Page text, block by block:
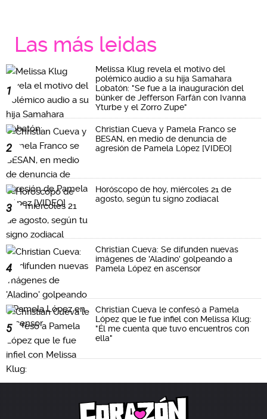
Las más leidas
1
Melissa Klug revela el motivo del
polémico audio a su hija Samahara
Lobatón: "Se fue a la inauguración del
búnker de Jefferson Farfán con Ivanna
Yturbe y el Zorro Zupe"
2
Christian Cueva y Pamela Franco se
BESAN, en medio de denuncia de
agresión de Pamela López [VIDEO]
3
Horóscopo de hoy, miércoles 21 de
agosto, según tu signo zodiacal
4
Christian Cueva: Se difunden nuevas
imágenes de 'Aladino' golpeando a
Pamela López en ascensor
5
Christian Cueva le confesó a Pamela
López que le fue infiel con Melissa Klug:
"Él me cuenta que tuvo encuentros con
ella"